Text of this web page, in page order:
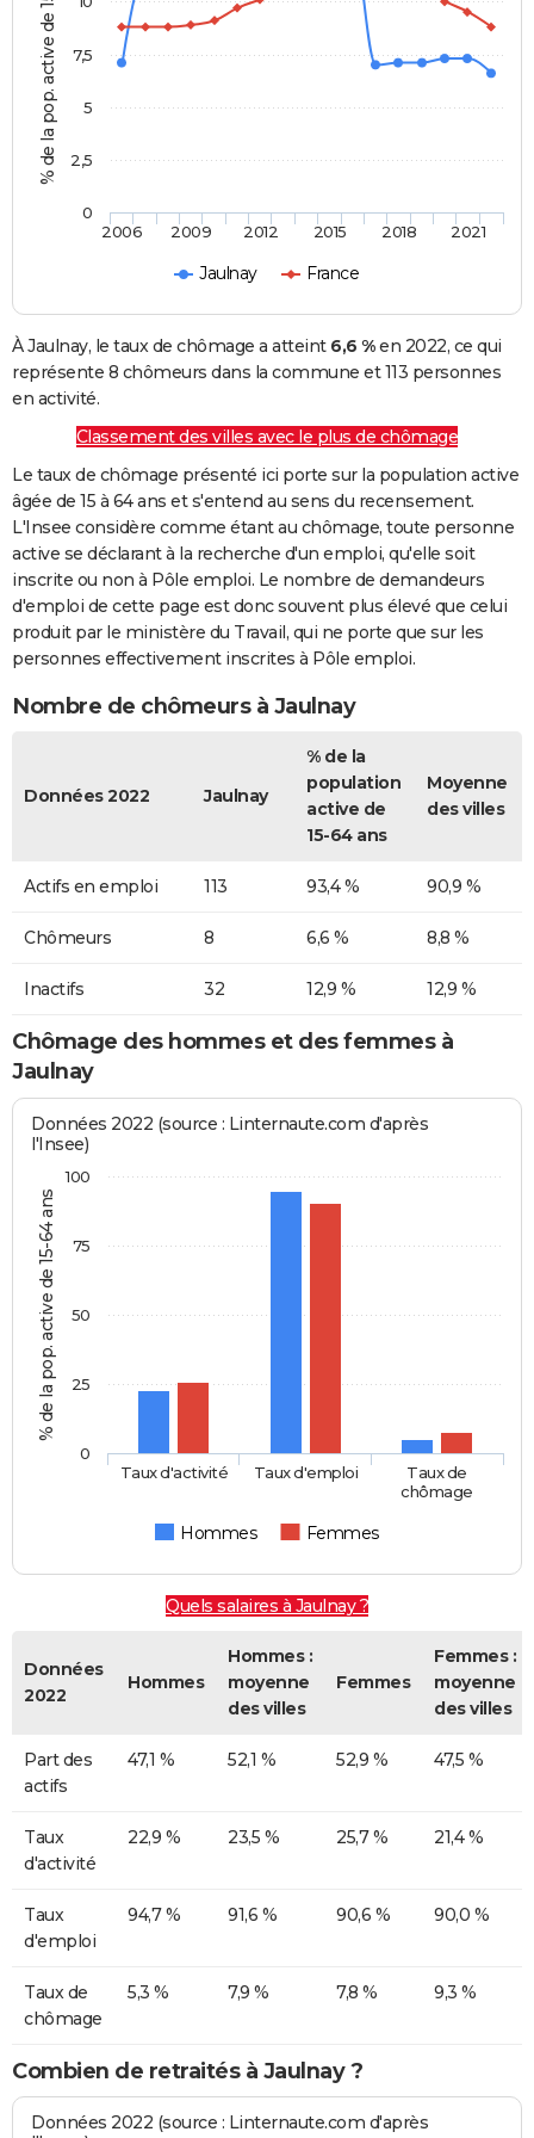
% de la pop. active de 15 - 64 ans
Jaulnay France
2006 2009 2012 2015 2018 2021
0
2,5
5
7,5
À Jaulnay, le taux de chômage a atteint 6,6 %en 2022, ce qui
représente 8 chômeurs dans la commune et 113 personnes
en activité.
Classement des villes avec le plus de chômage
Le taux de chômage présenté ici porte sur la population active
âgée de 15 à 64 ans et s'entend au sens du recensement.
L'Insee considère comme étant au chômage, toute personne
active se déclarant à la recherche d'un emploi, qu'elle soit
inscrite ou non à Pôle emploi. Le nombre de demandeurs
d'emploi de cette page est donc souvent plus élevé que celui
produit par le ministère du Travail, qui ne porte que sur les
personnes effectivement inscrites à Pôle emploi.
Nombre de chômeurs à Jaulnay
Données 2022 Jaulnay
% de la
population
active de
15-64 ans
Moyenne
des villes
Actifs en emploi 113 93,4 % 90,9 %
Chômeurs 8 6,6 % 8,8 %
Inactifs 32 12,9 % 12,9 %
Chômage des hommes et des femmes à
Jaulnay
% de la pop. active de 15-64 ans
Données 2022 (source : Linternaute.com d'après
l'Insee)
Hommes Femmes
Taux d'activité Taux d'emploi
Taux de
chômage
0
25
50
75
100
Quels salaires à Jaulnay ?
Données
2022
Hommes
Hommes :
moyenne
des villes
Femmes
Femmes :
moyenne
des villes
Part des
actifs
47,1 % 52,1 % 52,9 % 47,5 %
Taux
d'activité
22,9 % 23,5 % 25,7 % 21,4 %
Taux
d'emploi
94,7 % 91,6 % 90,6 % 90,0 %
Taux de
chômage
5,3 % 7,9 % 7,8 % 9,3 %
Combien de retraités à Jaulnay ?
Données 2022 (source : Linternaute.com d'après